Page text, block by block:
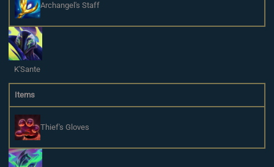
Archangel's Staff
K'Sante
Items
Thief's Gloves